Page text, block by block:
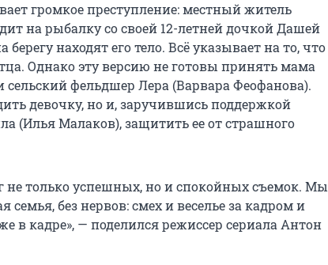
громкое преступление: местный житель
на рыбалку со своей 12-летней дочкой Дашей
берегу находят его тело. Всё указывает на то, что
Однако эту версию не готовы принять мама
фельдшер Лера (Варвара Феофанова).
девочку, но и, заручившись поддержкой
(Илья Малаков), защитить ее от страшного
не только успешных, но и спокойных съемок. Мы
семья, без нервов: смех и веселье за кадром и
в кадре», — поделился режиссер сериала Антон